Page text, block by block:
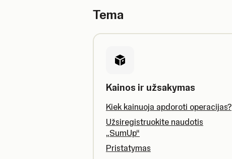
Tema
Kainos ir užsakymas
Kiek kainuoja apdoroti operacijas?
Užsiregistruokite naudotis
„SumUp“
Pristatymas